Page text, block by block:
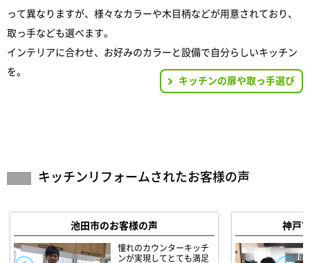
って異なりますが、様々なカラーや木目柄などが用意されており、
取っ手なども選べます。
インテリアに合わせ、お好みのカラーと設備で自分らしいキッチン
を。
キッチンの扉や取っ手選び
キッチンリフォームされたお客様の声
池田市のお客様の声
憧れのカウンターキッチ
ンが実現してとても満足
神戸